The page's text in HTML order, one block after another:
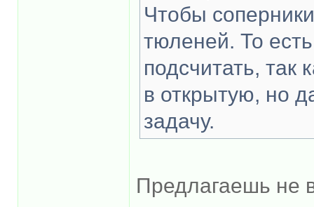
Чтобы
тюленей. То
подсчитать, так
в открытую, но
задачу.
Предлагаешь не